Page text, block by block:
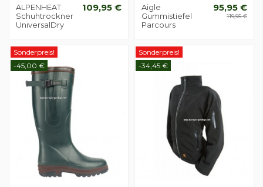
ALPENHEAT
Schuhtrockner
UniversalDry
109,95 €
Aigle
Gummistiefel
Parcours
95,95 €
119,95 €
Sonderpreis!
-45,00 €
Sonderpreis!
-34,45 €